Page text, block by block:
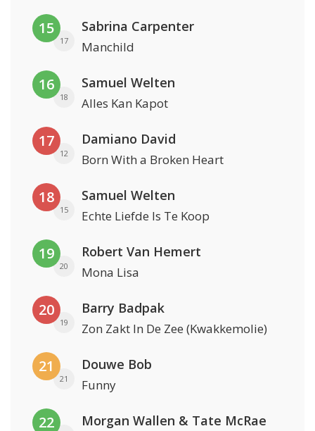
15
17
Sabrina Carpenter
Manchild
16
18
Samuel Welten
Alles Kan Kapot
17
12
Damiano David
Born With a Broken Heart
18
15
Samuel Welten
Echte Liefde Is Te Koop
19
20
Robert Van Hemert
Mona Lisa
20
19
Barry Badpak
Zon Zakt In De Zee (Kwakkemolie)
21
21
Douwe Bob
Funny
22 Morgan Wallen & Tate McRae